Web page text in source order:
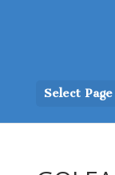
Select Page